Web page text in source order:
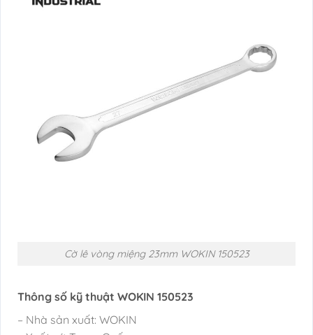
Cờ lê vòng miệng 23mm WOKIN 150523
Thông số kỹ thuật WOKIN 150523
– Nhà sản xuất: WOKIN